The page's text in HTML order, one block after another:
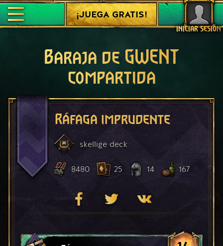
INICIAR SESIÓN
¡JUEGA GRATIS!
Baraja de GWENT
compartida
Ráfaga imprudente
skellige deck
8480 25 14 167